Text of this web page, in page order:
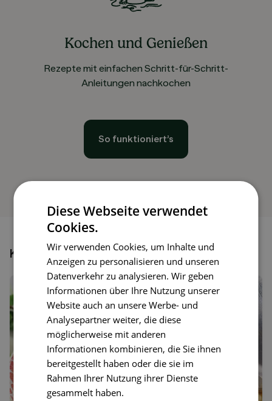
Kochen und Genießen
Rezepte mit einfachen Schritt-für-Schritt-
Anleitungen nachkochen
So funktioniert’s
Könnte dir auch gefallen
Diese Webseite verwendet
Cookies.
Wir verwenden Cookies, um Inhalte und
Anzeigen zu personalisieren und unseren
Datenverkehr zu analysieren. Wir geben
Informationen über Ihre Nutzung unserer
Website auch an unsere Werbe- und
Analysepartner weiter, die diese
möglicherweise mit anderen
Informationen kombinieren, die Sie ihnen
bereitgestellt haben oder die sie im
Rahmen Ihrer Nutzung ihrer Dienste
gesammelt haben.